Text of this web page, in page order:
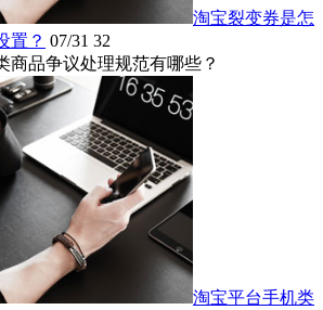
淘宝裂变券是怎
置？ 07/31 32
商品争议处理规范有哪些？
淘宝平台手机类